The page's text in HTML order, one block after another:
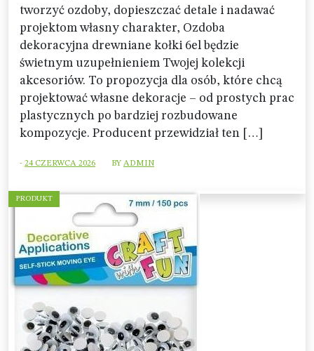
tworzyć ozdoby, dopieszczać detale i nadawać
projektom własny charakter, Ozdoba
dekoracyjna drewniane kołki 6el będzie
świetnym uzupełnieniem Twojej kolekcji
akcesoriów. To propozycja dla osób, które chcą
projektować własne dekoracje – od prostych prac
plastycznych po bardziej rozbudowane
kompozycje. Producent przewidział ten […]
- 24 CZERWCA 2026 BYADMIN
PRODUKT